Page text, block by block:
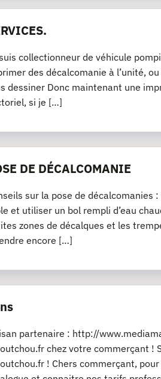
collectionneur de véhicule
des décalcomanie à l’unité,
dessiner Donc maintenant une
si je […]
DE DÉCALCOMANIE
sur la pose de décalcomanies
et utiliser un bol rempli d’eau
zones de décalques et les
encore […]
partenaire : http://
chez votre commerçant !
! Chers commerçant,